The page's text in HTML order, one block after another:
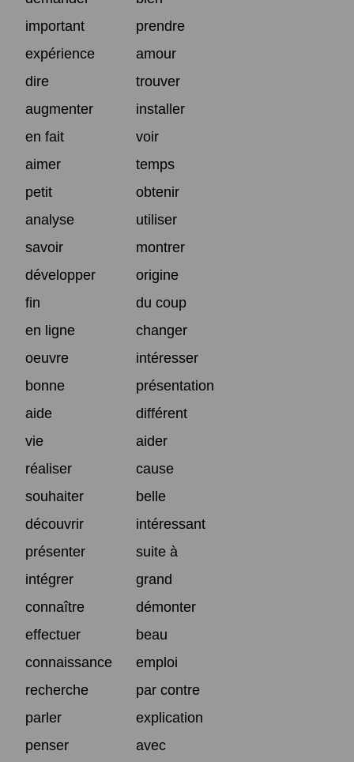
important
prendre
expérience
amour
dire
trouver
augmenter
installer
en fait
voir
aimer
temps
petit
obtenir
analyse
utiliser
savoir
montrer
développer
origine
fin
du coup
en ligne
changer
oeuvre
intéresser
bonne
présentation
aide
différent
vie
aider
réaliser
cause
souhaiter
belle
découvrir
intéressant
présenter
suite à
intégrer
grand
connaître
démonter
effectuer
beau
connaissance
emploi
recherche
par contre
parler
explication
penser
avec